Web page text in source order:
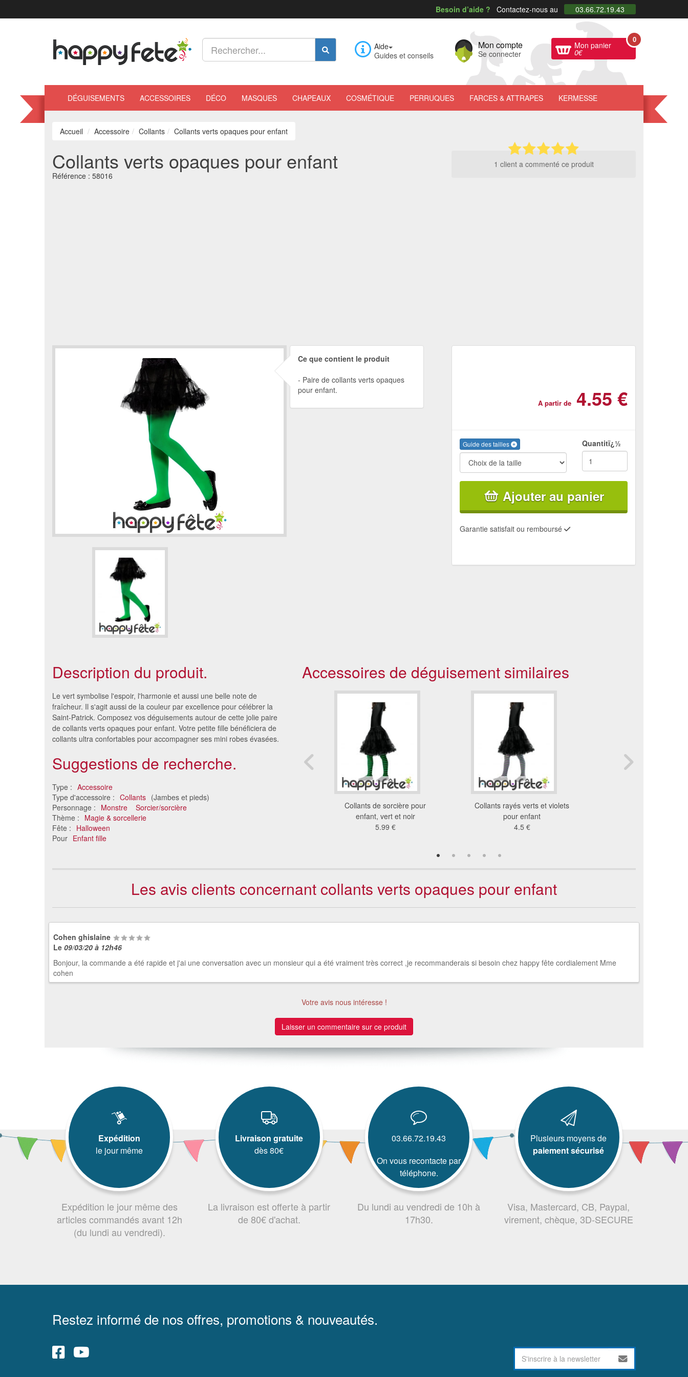
Besoin d’aide ? Contactez-nous au 03.66.72.19.43
Aide
Guides et conseils
Mon compte
Se connecter
Mon panier
0€
0
DÉGUISEMENTS ACCESSOIRES DÉCO MASQUES CHAPEAUX COSMÉTIQUE PERRUQUES FARCES & ATTRAPES KERMESSE
Accueil Accessoire Collants Collants verts opaques pour enfant
Collants verts opaques pour enfant
Référence : 58016
1 client a commenté ce produit
Ce que contient le produit
Paire de collants verts opaques
pour enfant.
A partir de 4.55 €
Guide des tailles Quantitï¿½
Ajouter au panier
Garantie satisfait ou remboursé
Description du produit.
Le vert symbolise l'espoir, l'harmonie et aussi une belle note de
fraîcheur. Il s'agit aussi de la couleur par excellence pour célébrer la
Saint-Patrick. Composez vos déguisements autour de cette jolie paire
de collants verts opaques pour enfant. Votre petite fille bénéficiera de
collants ultra confortables pour accompagner ses mini robes évasées.
Suggestions de recherche.
Type : Accessoire
Type d'accessoire : Collants (Jambes et pieds)
Personnage : Monstre
Sorcier/sorcière
Thème : Magie & sorcellerie
Fête : Halloween
Pour Enfant fille
Accessoires de déguisement similaires
Body manches longues 140
deniers 116/128
19 €
Paire de collants 70 deniers
Collants de sorcière pour
enfant, vert et noir
5.99 €
Collants rayés verts et violets
pour enfant
4.5 €
Les avis clients concernant collants verts opaques pour enfant
Cohen ghislaine
Le 09/03/20 à 12h46
Bonjour, la commande a été rapide et j'ai une conversation avec un monsieur qui a été vraiment très correct ,je recommanderais si besoin chez happy fête cordialement Mme
cohen
Votre avis nous intéresse !
Laisser un commentaire sur ce produit
Expédition
le jour même
Expédition le jour même des
articles commandés avant 12h
(du lundi au vendredi).
Livraison gratuite
dès 80€
La livraison est offerte à partir
de 80€ d'achat.
03.66.72.19.43
On vous recontacte par
téléphone.
Du lundi au vendredi de 10h à
17h30.
Plusieurs moyens de
paiement sécurisé
Visa, Mastercard, CB, Paypal,
virement, chèque, 3D-SECURE
Restez informé de nos offres, promotions & nouveautés.